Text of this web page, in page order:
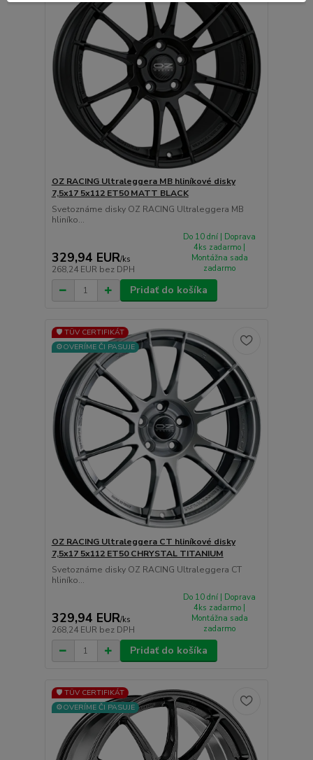
OZ RACING Ultraleggera MB hliníkové disky
7,5x17 5x112 ET50 MATT BLACK
Svetoznáme disky OZ RACING Ultraleggera MB
hliníko...
329,94 EUR/ks
268,24 EUR bez DPH
Do 10 dní | Doprava
4ks zadarmo |
Montážna sada
zadarmo
Pridať do košíka
🛡️ TÜV CERTIFIKÁT
⚙️OVERÍME ČI PASUJE
OZ RACING Ultraleggera CT hliníkové disky
7,5x17 5x112 ET50 CHRYSTAL TITANIUM
Svetoznáme disky OZ RACING Ultraleggera CT
hliníko...
329,94 EUR/ks
268,24 EUR bez DPH
Do 10 dní | Doprava
4ks zadarmo |
Montážna sada
zadarmo
Pridať do košíka
🛡️ TÜV CERTIFIKÁT
⚙️OVERÍME ČI PASUJE